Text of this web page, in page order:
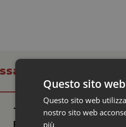
in Lavoro e
Tracciabilità dei
Entro l’8 febbraio
Questo sito
Questo sito web
nostro sito web
più